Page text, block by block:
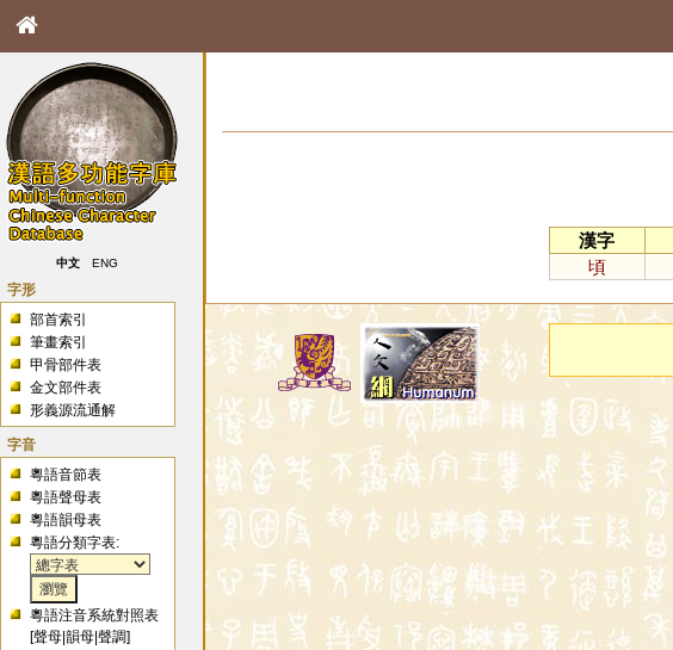
中文 ENG
字形
部首索引
筆畫索引
甲骨部件表
金文部件表
形義源流通解
字音
粵語音節表
粵語聲母表
粵語韻母表
粵語分類字表:
粵語注音系統對照表
[聲母 |韻母 |聲調]
漢字
頃